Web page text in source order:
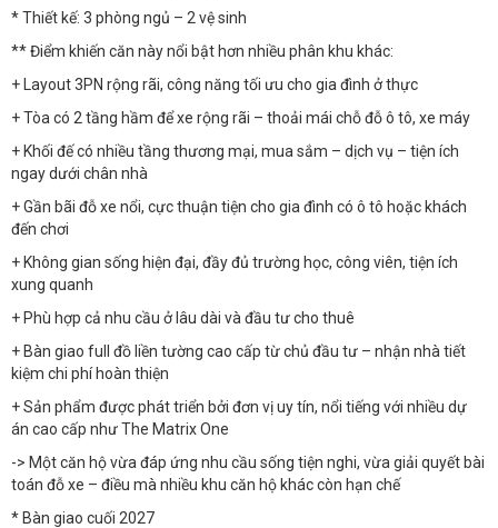
* Thiết kế: 3 phòng ngủ – 2 vệ sinh
** Điểm khiến căn này nổi bật hơn nhiều phân khu khác:
+ Layout 3PN rộng rãi, công năng tối ưu cho gia đình ở thực
+ Tòa có 2 tầng hầm để xe rộng rãi – thoải mái chỗ đỗ ô tô, xe máy
+ Khối đế có nhiều tầng thương mại, mua sắm – dịch vụ – tiện ích
ngay dưới chân nhà
+ Gần bãi đỗ xe nổi, cực thuận tiện cho gia đình có ô tô hoặc khách
đến chơi
+ Không gian sống hiện đại, đầy đủ trường học, công viên, tiện ích
xung quanh
+ Phù hợp cả nhu cầu ở lâu dài và đầu tư cho thuê
+ Bàn giao full đồ liền tường cao cấp từ chủ đầu tư – nhận nhà tiết
kiệm chi phí hoàn thiện
+ Sản phẩm được phát triển bởi đơn vị uy tín, nổi tiếng với nhiều dự
án cao cấp như The Matrix One
-> Một căn hộ vừa đáp ứng nhu cầu sống tiện nghi, vừa giải quyết bài
toán đỗ xe – điều mà nhiều khu căn hộ khác còn hạn chế
* Bàn giao cuối 2027